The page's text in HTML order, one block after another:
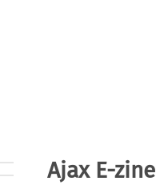
Ajax E-zine